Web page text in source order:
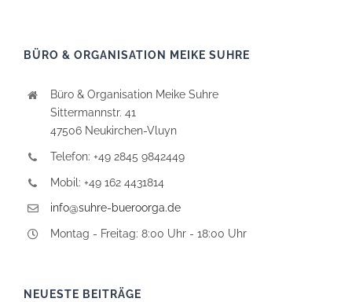
BÜRO & ORGANISATION MEIKE SUHRE
Büro & Organisation Meike Suhre
Sittermannstr. 41
47506 Neukirchen-Vluyn
Telefon: +49 2845 9842449
Mobil: +49 162 4431814
info@suhre-bueroorga.de
Montag - Freitag: 8:00 Uhr - 18:00 Uhr
NEUESTE BEITRÄGE